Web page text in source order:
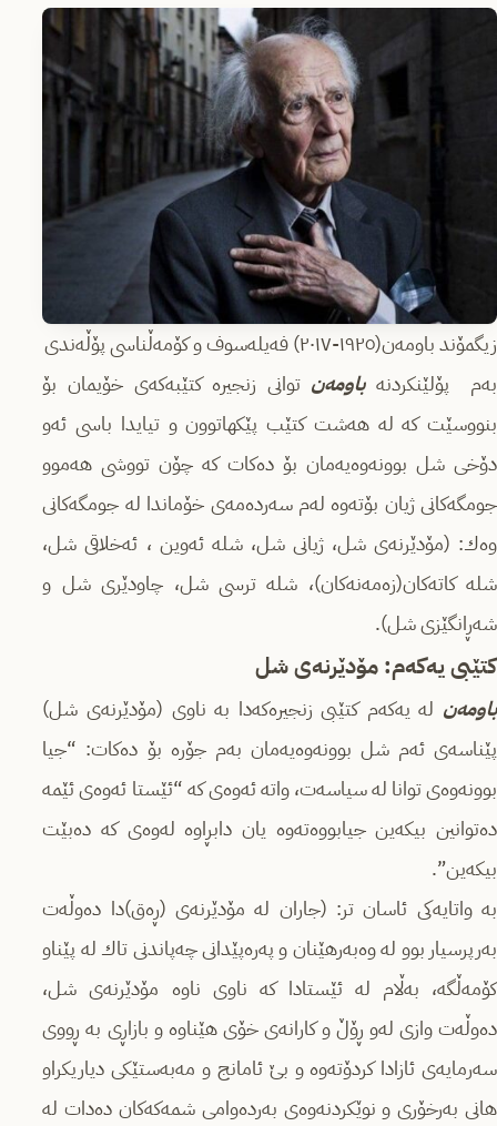
زیگمۆند باومەن(١٩٢٥-٢٠١٧) فەیلەسوف و کۆمەڵناسی پۆڵەندی
بەم پۆلێنكردنەباومەن توانی زنجیرە كتێبەكەی خۆیمان بۆ
بنووسێت كە لە ھەشت كتێب پێكھاتوون و تیایدا باسی ئەو
دۆخی شل بوونەوەیەمان بۆ دەكات كە چۆن تووشی ھەموو
جومگەكانی ژیان بۆتەوە لەم سەردەمەی خۆماندا لە جومگەكانی
وەك: (مۆدێرنەی شل، ژیانی شل، شلە ئەوین ، ئەخلاقی شل،
شلە كاتەكان(زەمەنەكان)، شلە ترسی شل، چاودێری شل و
شەڕانگێزی شل).
كتێبی یەكەم: مۆدێرنەی شل
باومەن لە یەكەم كتێبی زنجیرەكەدا بە ناوی (مۆدێرنەی شل)
پێناسەی ئەم شل بوونەوەیەمان بەم جۆرە بۆ دەكات: “جیا
بوونەوەی توانا لە سیاسەت، واتە ئەوەی كە “ئێستا ئەوەی ئێمە
دەتوانین بیكەین جیابووەتەوە یان دابڕاوە لەوەی كە دەبێت
بیكەین”.
بە واتایەكی ئاسان تر: (جاران لە مۆدێرنەی (ڕەق)دا دەوڵەت
بەرپرسیار بوو لە وەبەرھێنان و پەرەپێدانی چەپاندنی تاك لە پێناو
كۆمەڵگە، بەڵام لە ئێستادا كە ناوی ناوە مۆدێرنەی شل،
دەوڵەت وازی لەو ڕۆڵ و كارانەی خۆی ھێناوە و بازاڕی بە ڕووی
سەرمایەی ئازادا كردۆتەوە و بێ ئامانج و مەبەستێكی دیاریكراو
ھانی بەرخۆری و نوێكردنەوەی بەردەوامی شمەكەكان دەدات لە